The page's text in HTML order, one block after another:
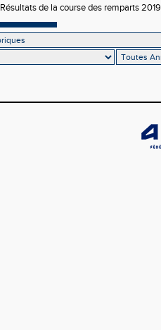
Résultats de la course des remparts 2019